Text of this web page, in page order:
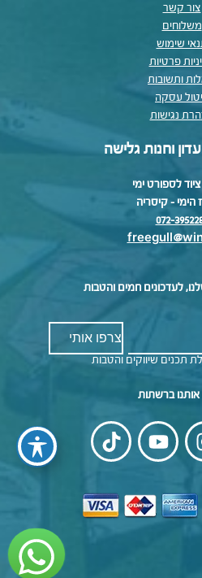
צור קשר
משלוחים
שימוש
פרטיות
ותשובות
עסקה
נגישות
וחנות גלישה
לספורט ימי
הימי – קיסריה
072-
לעדכונים חמים והטבות
תכנים שיווקים והטבות
ברשתות